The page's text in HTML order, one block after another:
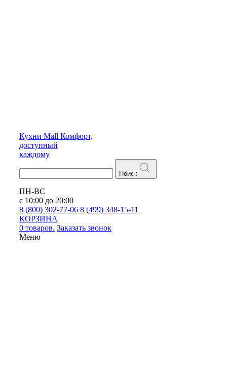
Кухни Mall Комфорт,
доступный
каждому
Поиск
ПН-ВС
с 10:00 до 20:00
8 (800) 302-77-06 8 (499) 348-15-11
КОРЗИНА
0 товаров. Заказать звонок
Меню